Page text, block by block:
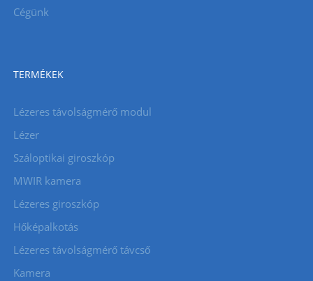
Cégünk
TERMÉKEK
Lézeres távolságmérő modul
Lézer
Száloptikai giroszkóp
MWIR kamera
Lézeres giroszkóp
Hőképalkotás
Lézeres távolságmérő távcső
Kamera